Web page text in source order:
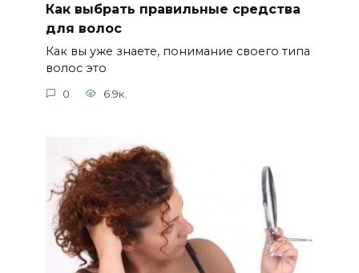
Как выбрать правильные средства
для волос
Как вы уже знаете, понимание своего типа
волос это
0 6.9к.